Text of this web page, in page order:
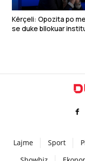
Kërçeli: Opozita po
se duke bllokuar
Lajme Sport